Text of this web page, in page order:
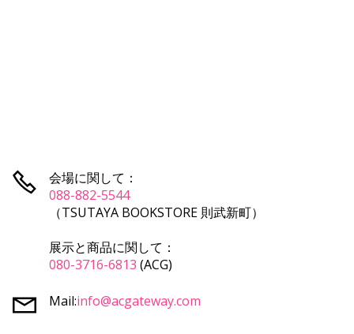
会場に関して：
088-882-5544
（TSUTAYA BOOKSTORE 則武新町）
展示と商品に関して：
080-3716-6813 (ACG)
Mail:info@acgateway.com